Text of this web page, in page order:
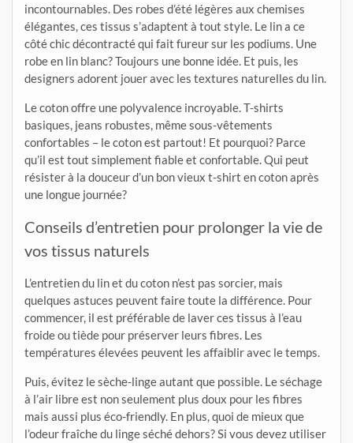
incontournables. Des robes d’été légères aux chemises
élégantes, ces tissus s’adaptent à tout style. Le lin a ce
côté chic décontracté qui fait fureur sur les podiums. Une
robe en lin blanc? Toujours une bonne idée. Et puis, les
designers adorent jouer avec les textures naturelles du lin.
Le coton offre une polyvalence incroyable. T-shirts
basiques, jeans robustes, même sous-vêtements
confortables – le coton est partout! Et pourquoi? Parce
qu’il est tout simplement fiable et confortable. Qui peut
résister à la douceur d’un bon vieux t-shirt en coton après
une longue journée?
Conseils d’entretien pour prolonger la vie de
vos tissus naturels
L’entretien du lin et du coton n’est pas sorcier, mais
quelques astuces peuvent faire toute la différence. Pour
commencer, il est préférable de laver ces tissus à l’eau
froide ou tiède pour préserver leurs fibres. Les
températures élevées peuvent les affaiblir avec le temps.
Puis, évitez le sèche-linge autant que possible. Le séchage
à l’air libre est non seulement plus doux pour les fibres
mais aussi plus éco-friendly. En plus, quoi de mieux que
l’odeur fraîche du linge séché dehors? Si vous devez utiliser